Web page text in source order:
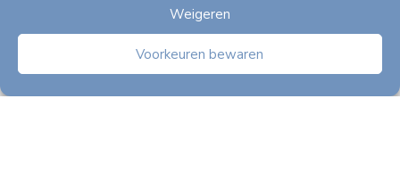
Weigeren
Voorkeuren bewaren